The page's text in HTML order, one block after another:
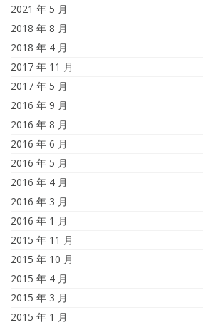
2021 年 5 月
2018 年 8 月
2018 年 4 月
2017 年 11 月
2017 年 5 月
2016 年 9 月
2016 年 8 月
2016 年 6 月
2016 年 5 月
2016 年 4 月
2016 年 3 月
2016 年 1 月
2015 年 11 月
2015 年 10 月
2015 年 4 月
2015 年 3 月
2015 年 1 月